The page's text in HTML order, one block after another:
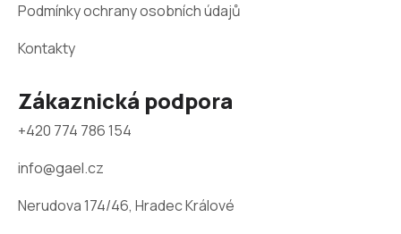
Podmínky ochrany osobních údajů
Kontakty
Zákaznická podpora
+420 774 786 154
info@gael.cz
Nerudova 174/46, Hradec Králové